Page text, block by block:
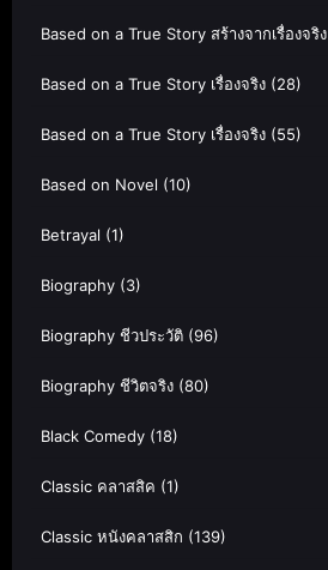
Based on a True Story สร้างจากเรื่องจริง
Based on a True Story เรื่องจริง (28)
Based on a True Story เรื่องจริง (55)
Based on Novel (10)
Betrayal (1)
Biography (3)
Biography ชีวประวัติ (96)
Biography ชีวิตจริง (80)
Black Comedy (18)
Classic คลาสสิค (1)
Classic หนังคลาสสิก (139)